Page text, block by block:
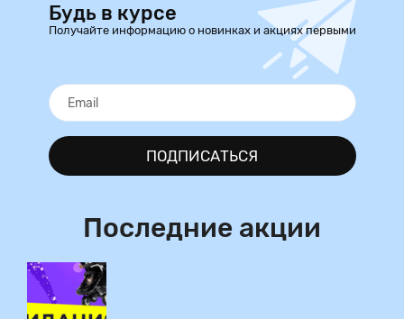
Будь в курсе
Получайте информацию о новинках и акциях первыми
ПОДПИСАТЬСЯ
Последние акции